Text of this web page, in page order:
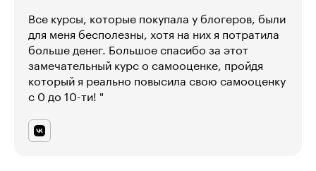
Все курсы, которые покупала у блогеров, были
для меня бесполезны, хотя на них я потратила
больше денег. Большое спасибо за этот
замечательный курс о самооценке, пройдя
который я реально повысила свою самооценку
с 0 до 10-ти! "